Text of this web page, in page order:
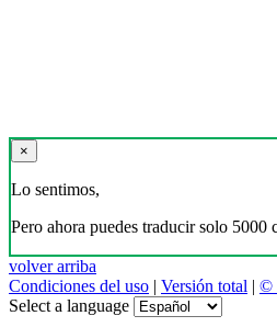
×
Lo sentimos,
Pero ahora puedes traducir solo 5000
volver arriba
Condiciones del uso | Versión total | ©
Select a language